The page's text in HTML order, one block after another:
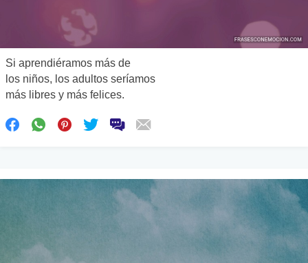
Si aprendiéramos más de
los niños, los adultos seríamos
más libres y más felices.